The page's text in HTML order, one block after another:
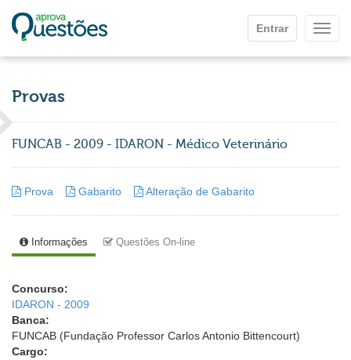
Entrar
Provas
FUNCAB - 2009 - IDARON - Médico Veterinário
Prova Gabarito Alteração de Gabarito
Informações Questões On-line
Concurso:
IDARON - 2009
Banca:
FUNCAB (Fundação Professor Carlos Antonio Bittencourt)
Cargo: